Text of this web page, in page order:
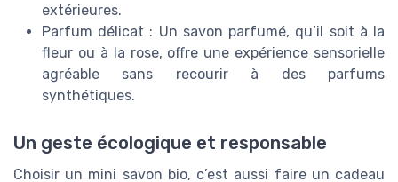
extérieures.
Parfum délicat : Un savon parfumé, qu’il soit à la
fleur ou à la rose, offre une expérience sensorielle
agréable sans recourir à des parfums
synthétiques.
Un geste écologique et responsable
Choisir un mini savon bio, c’est aussi faire un cadeau